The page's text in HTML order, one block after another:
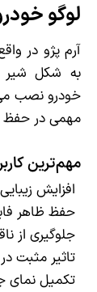
لوگو
به شکل
خودرو نصب
مهمی در حفظ
مهم‌ترین
افزایش
حفظ ظاهر
جلوگیری از
تاثیر مثبت
تکمیل نمای